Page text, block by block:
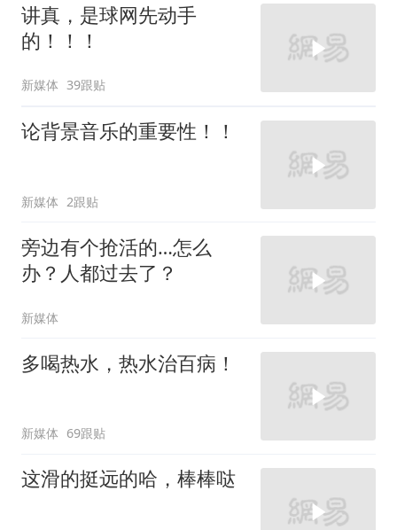
讲真，是球网先动手
的！！！
新媒体 39跟贴
论背景音乐的重要性！！
新媒体 2跟贴
旁边有个抢活的…怎么
办？人都过去了？
新媒体
多喝热水，热水治百病！
新媒体 69跟贴
这滑的挺远的哈，棒棒哒